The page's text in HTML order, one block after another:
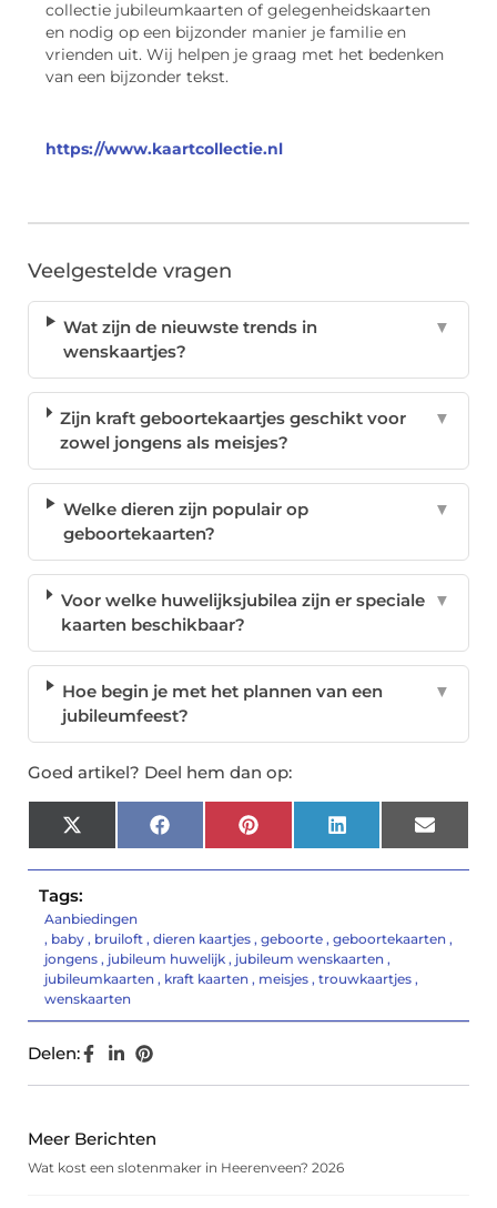
collectie jubileumkaarten of gelegenheidskaarten
en nodig op een bijzonder manier je familie en
vrienden uit. Wij helpen je graag met het bedenken
van een bijzonder tekst.
https://www.kaartcollectie.nl
Veelgestelde vragen
Wat zijn de nieuwste trends in
wenskaartjes?
▼
Zijn kraft geboortekaartjes geschikt voor
zowel jongens als meisjes?
▼
Welke dieren zijn populair op
geboortekaarten?
▼
Voor welke huwelijksjubilea zijn er speciale
kaarten beschikbaar?
▼
Hoe begin je met het plannen van een
jubileumfeest?
▼
Goed artikel? Deel hem dan op:
X
(Twitter)
FacebookPinterest LinkedIn Email
Tags:
Aanbiedingen
, baby , bruiloft , dieren kaartjes , geboorte , geboortekaarten ,
jongens , jubileum huwelijk , jubileum wenskaarten ,
jubileumkaarten , kraft kaarten , meisjes , trouwkaartjes ,
wenskaarten
Delen:
Meer Berichten
Wat kost een slotenmaker in Heerenveen? 2026